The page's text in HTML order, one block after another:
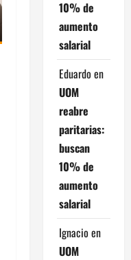
10% de
aumento
salarial
Eduardo en
UOM
reabre
paritarias:
buscan
10% de
aumento
salarial
Ignacio en
UOM